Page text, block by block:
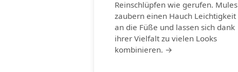
Reinschlüpfen wie gerufen. Mules
zaubern einen Hauch Leichtigkeit
an die Füße und lassen sich dank
ihrer Vielfalt zu vielen Looks
kombinieren. →